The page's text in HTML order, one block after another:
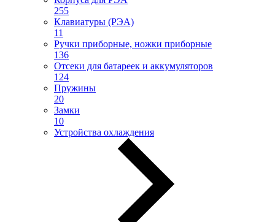
255
Клавиатуры (РЭА)
11
Ручки приборные, ножки приборные
136
Отсеки для батареек и аккумуляторов
124
Пружины
20
Замки
10
Устройства охлаждения